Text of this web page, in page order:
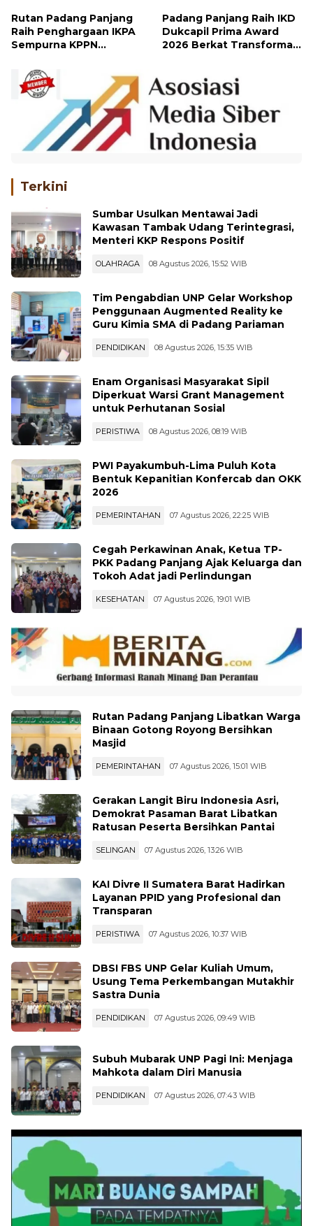
Rutan Padang Panjang
Raih Penghargaan IKPA
Sempurna KPPN
Padang Panjang Raih IKD
Dukcapil Prima Award
2026 Berkat Transformasi
Terkini
Sumbar Usulkan Mentawai Jadi
Kawasan Tambak Udang Terintegrasi,
Menteri KKP Respons Positif
OLAHRAGA 08 Agustus 2026, 15:52 WIB
Tim Pengabdian UNP Gelar Workshop
Penggunaan Augmented Reality ke
Guru Kimia SMA di Padang Pariaman
PENDIDIKAN 08 Agustus 2026, 15:35 WIB
Enam Organisasi Masyarakat Sipil
Diperkuat Warsi Grant Management
untuk Perhutanan Sosial
PERISTIWA 08 Agustus 2026, 08:19 WIB
PWI Payakumbuh-Lima Puluh Kota
Bentuk Kepanitian Konfercab dan OKK
2026
PEMERINTAHAN 07 Agustus 2026, 22:25 WIB
Cegah Perkawinan Anak, Ketua TP-
PKK Padang Panjang Ajak Keluarga dan
Tokoh Adat jadi Perlindungan
KESEHATAN 07 Agustus 2026, 19:01 WIB
Rutan Padang Panjang Libatkan Warga
Binaan Gotong Royong Bersihkan
Masjid
PEMERINTAHAN 07 Agustus 2026, 15:01 WIB
Gerakan Langit Biru Indonesia Asri,
Demokrat Pasaman Barat Libatkan
Ratusan Peserta Bersihkan Pantai
SELINGAN 07 Agustus 2026, 13:26 WIB
KAI Divre II Sumatera Barat Hadirkan
Layanan PPID yang Profesional dan
Transparan
PERISTIWA 07 Agustus 2026, 10:37 WIB
DBSI FBS UNP Gelar Kuliah Umum,
Usung Tema Perkembangan Mutakhir
Sastra Dunia
PENDIDIKAN 07 Agustus 2026, 09:49 WIB
Subuh Mubarak UNP Pagi Ini: Menjaga
Mahkota dalam Diri Manusia
PENDIDIKAN 07 Agustus 2026, 07:43 WIB